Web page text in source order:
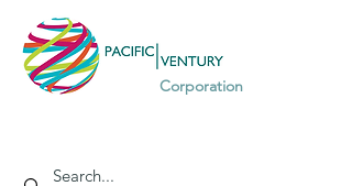
Corporation